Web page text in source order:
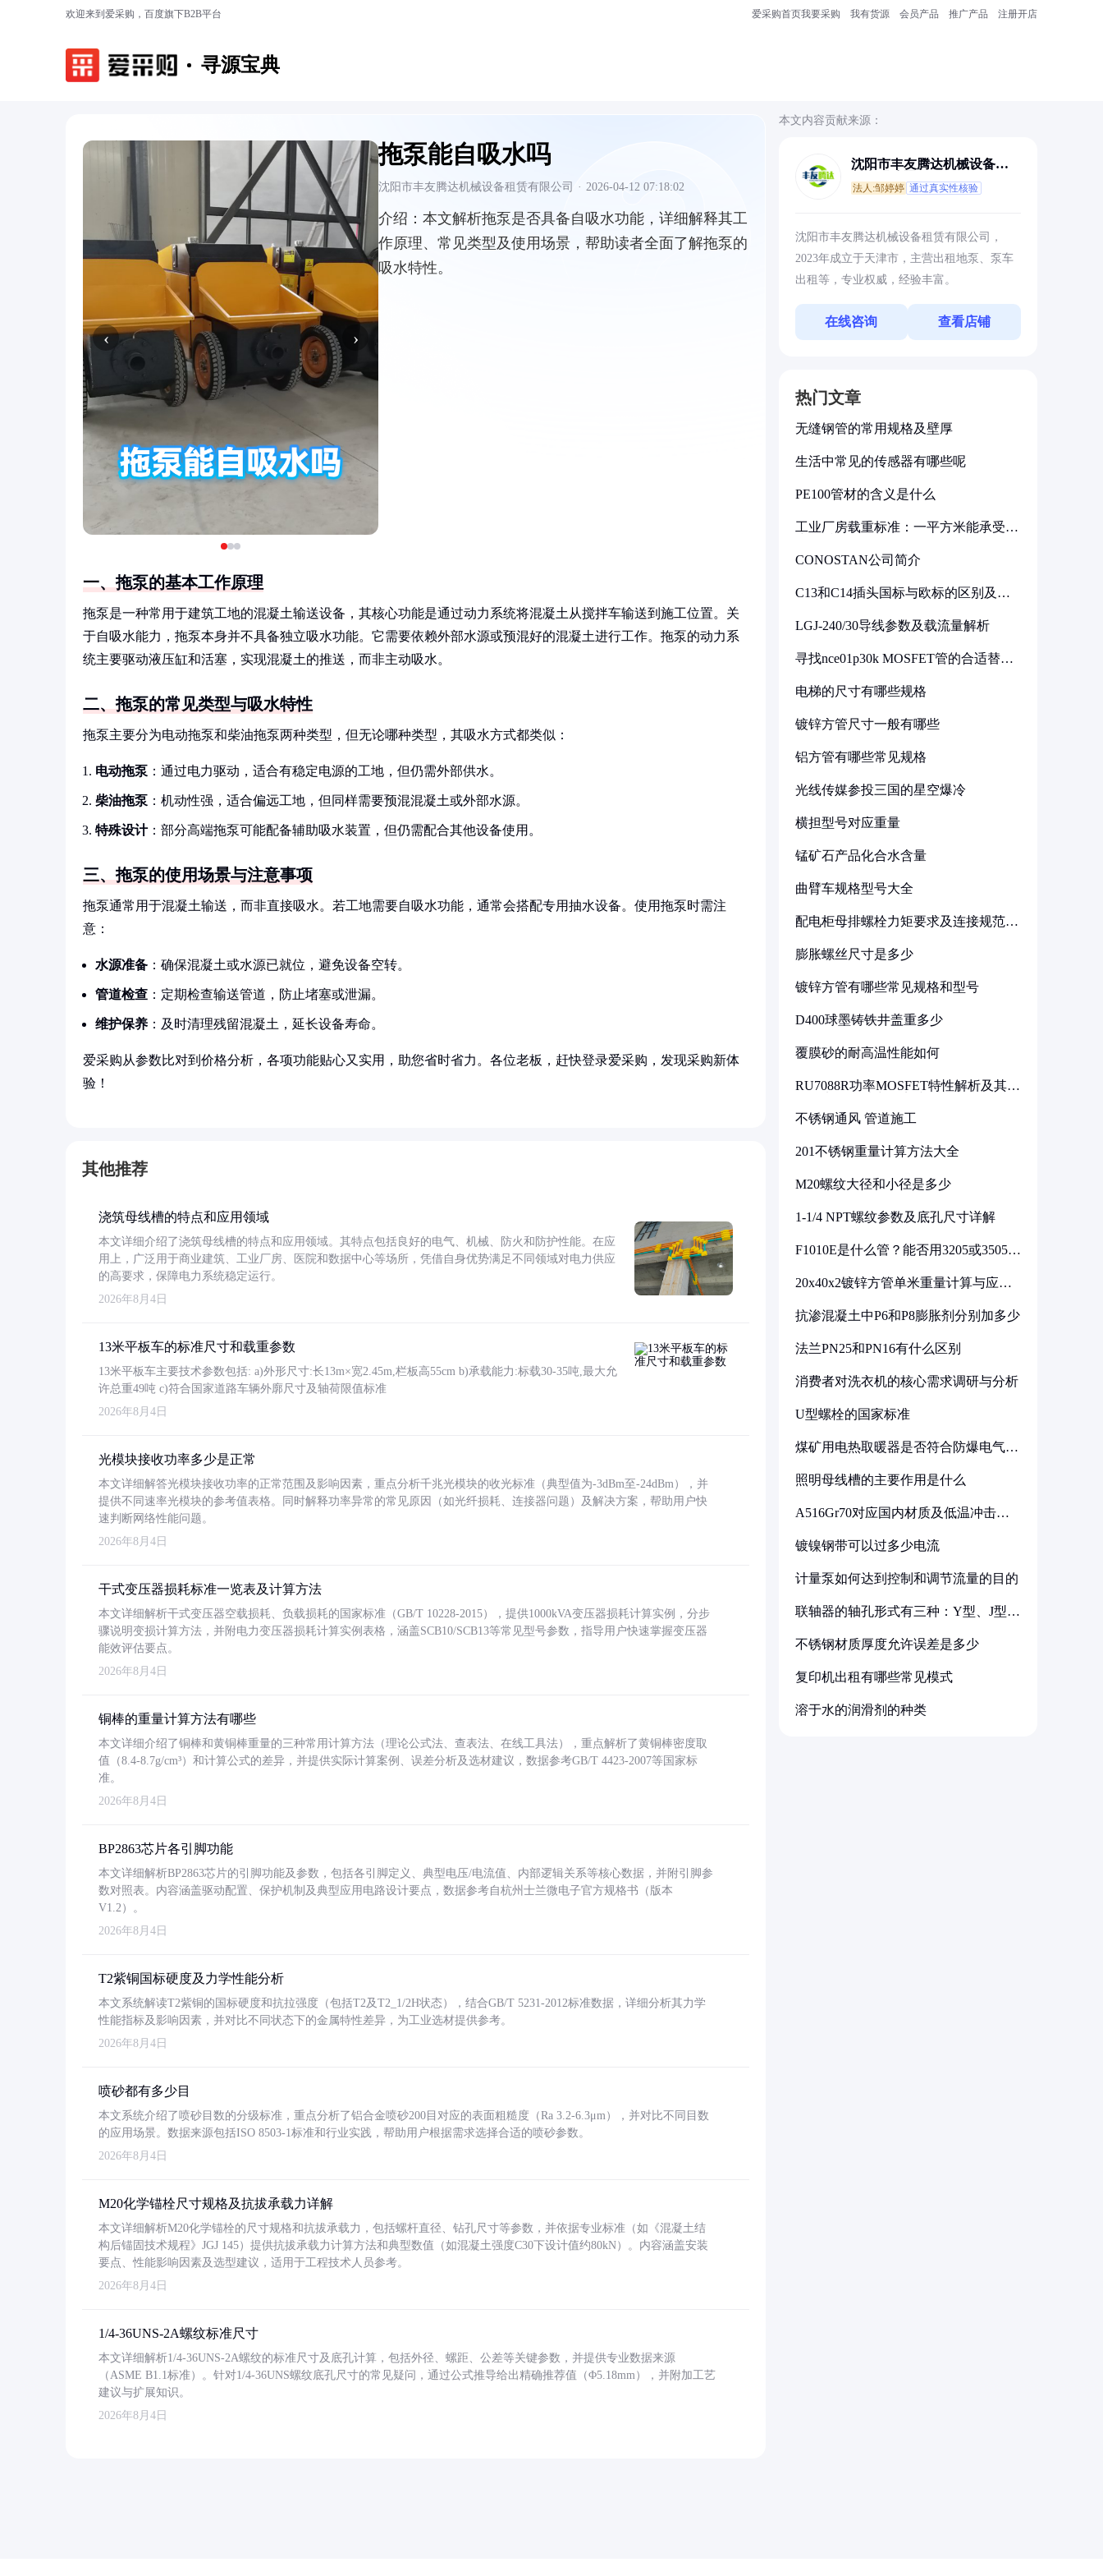
欢迎来到爱采购，百度旗下B2B平台 爱采购首页我要采购 我有货源 会员产品 推广产品 注册开店
寻源宝典
‹ ›
拖泵能自吸水吗
沈阳市丰友腾达机械设备租赁有限公司 · 2026-04-12 07:18:02
介绍： 本文解析拖泵是否具备自吸水功能，详细解释其工
作原理、常见类型及使用场景，帮助读者全面了解拖泵的
吸水特性。
一、拖泵的基本工作原理
拖泵是一种常用于建筑工地的混凝土输送设备，其核心功能是通过动力系统将混凝土从搅拌车输送到施工位置。关
于自吸水能力，拖泵本身并不具备独立吸水功能。它需要依赖外部水源或预混好的混凝土进行工作。拖泵的动力系
统主要驱动液压缸和活塞，实现混凝土的推送，而非主动吸水。
二、拖泵的常见类型与吸水特性
拖泵主要分为电动拖泵和柴油拖泵两种类型，但无论哪种类型，其吸水方式都类似：
电动拖泵 ：通过电力驱动，适合有稳定电源的工地，但仍需外部供水。
柴油拖泵 ：机动性强，适合偏远工地，但同样需要预混混凝土或外部水源。
特殊设计：部分高端拖泵可能配备辅助吸水装置，但仍需配合其他设备使用。
三、拖泵的使用场景与注意事项
拖泵通常用于混凝土输送，而非直接吸水。若工地需要自吸水功能，通常会搭配专用抽水设备。使用拖泵时需注
意：
水源准备 ：确保混凝土或水源已就位，避免设备空转。
管道检查 ：定期检查输送管道，防止堵塞或泄漏。
维护保养 ：及时清理残留混凝土，延长设备寿命。
爱采购从参数比对到价格分析，各项功能贴心又实用，助您省时省力。各位老板，赶快登录爱采购，发现采购新体
验！
其他推荐
浇筑母线槽的特点和应用领域
本文详细介绍了浇筑母线槽的特点和应用领域。其特点包括良好的电气、机械、防火和防护性能。在应
用上，广泛用于商业建筑、工业厂房、医院和数据中心等场所，凭借自身优势满足不同领域对电力供应
的高要求，保障电力系统稳定运行。
2026年8月4日
13米平板车的标准尺寸和载重参数
13米平板车主要技术参数包括: a)外形尺寸:长13m×宽2.45m,栏板高55cm b)承载能力:标载30-35吨,最大允
许总重49吨 c)符合国家道路车辆外廓尺寸及轴荷限值标准
2026年8月4日
光模块接收功率多少是正常
本文详细解答光模块接收功率的正常范围及影响因素，重点分析千兆光模块的收光标准（典型值为-3dBm至-24dBm），并
提供不同速率光模块的参考值表格。同时解释功率异常的常见原因（如光纤损耗、连接器问题）及解决方案，帮助用户快
速判断网络性能问题。
2026年8月4日
干式变压器损耗标准一览表及计算方法
本文详细解析干式变压器空载损耗、负载损耗的国家标准（GB/T 10228-2015），提供1000kVA变压器损耗计算实例，分步
骤说明变损计算方法，并附电力变压器损耗计算实例表格，涵盖SCB10/SCB13等常见型号参数，指导用户快速掌握变压器
能效评估要点。
2026年8月4日
铜棒的重量计算方法有哪些
本文详细介绍了铜棒和黄铜棒重量的三种常用计算方法（理论公式法、查表法、在线工具法），重点解析了黄铜棒密度取
值（8.4-8.7g/cm³）和计算公式的差异，并提供实际计算案例、误差分析及选材建议，数据参考GB/T 4423-2007等国家标
准。
2026年8月4日
BP2863芯片各引脚功能
本文详细解析BP2863芯片的引脚功能及参数，包括各引脚定义、典型电压/电流值、内部逻辑关系等核心数据，并附引脚参
数对照表。内容涵盖驱动配置、保护机制及典型应用电路设计要点，数据参考自杭州士兰微电子官方规格书（版本
V1.2）。
2026年8月4日
T2紫铜国标硬度及力学性能分析
本文系统解读T2紫铜的国标硬度和抗拉强度（包括T2及T2_1/2H状态），结合GB/T 5231-2012标准数据，详细分析其力学
性能指标及影响因素，并对比不同状态下的金属特性差异，为工业选材提供参考。
2026年8月4日
喷砂都有多少目
本文系统介绍了喷砂目数的分级标准，重点分析了铝合金喷砂200目对应的表面粗糙度（Ra 3.2-6.3μm），并对比不同目数
的应用场景。数据来源包括ISO 8503-1标准和行业实践，帮助用户根据需求选择合适的喷砂参数。
2026年8月4日
M20化学锚栓尺寸规格及抗拔承载力详解
本文详细解析M20化学锚栓的尺寸规格和抗拔承载力，包括螺杆直径、钻孔尺寸等参数，并依据专业标准（如《混凝土结
构后锚固技术规程》JGJ 145）提供抗拔承载力计算方法和典型数值（如混凝土强度C30下设计值约80kN）。内容涵盖安装
要点、性能影响因素及选型建议，适用于工程技术人员参考。
2026年8月4日
1/4-36UNS-2A螺纹标准尺寸
本文详细解析1/4-36UNS-2A螺纹的标准尺寸及底孔计算，包括外径、螺距、公差等关键参数，并提供专业数据来源
（ASME B1.1标准）。针对1/4-36UNS螺纹底孔尺寸的常见疑问，通过公式推导给出精确推荐值（Φ5.18mm），并附加工艺
建议与扩展知识。
2026年8月4日
本文内容贡献来源：
沈阳市丰友腾达机械设备租
法人:邹婷婷 通过真实性核验
沈阳市丰友腾达机械设备租赁有限公司，
2023年成立于天津市，主营出租地泵、泵车
出租等，专业权威，经验丰富。
在线咨询 查看店铺
热门文章
无缝钢管的常用规格及壁厚
生活中常见的传感器有哪些呢
PE100管材的含义是什么
工业厂房载重标准：一平方米能承受多
CONOSTAN公司简介
C13和C14插头国标与欧标的区别及其
LGJ-240/30导线参数及载流量解析
寻找nce01p30k MOSFET管的合适替代
电梯的尺寸有哪些规格
镀锌方管尺寸一般有哪些
铝方管有哪些常见规格
光线传媒参投三国的星空爆冷
横担型号对应重量
锰矿石产品化合水含量
曲臂车规格型号大全
配电柜母排螺栓力矩要求及连接规范详
膨胀螺丝尺寸是多少
镀锌方管有哪些常见规格和型号
D400球墨铸铁井盖重多少
覆膜砂的耐高温性能如何
RU7088R功率MOSFET特性解析及其在
不锈钢通风 管道施工
201不锈钢重量计算方法大全
M20螺纹大径和小径是多少
1-1/4 NPT螺纹参数及底孔尺寸详解
F1010E是什么管？能否用3205或3505代
20x40x2镀锌方管单米重量计算与应用
抗渗混凝土中P6和P8膨胀剂分别加多少
法兰PN25和PN16有什么区别
消费者对洗衣机的核心需求调研与分析
U型螺栓的国家标准
煤矿用电热取暖器是否符合防爆电气设
照明母线槽的主要作用是什么
A516Gr70对应国内材质及低温冲击要
镀镍钢带可以过多少电流
计量泵如何达到控制和调节流量的目的
联轴器的轴孔形式有三种：Y型、J型、
不锈钢材质厚度允许误差是多少
复印机出租有哪些常见模式
溶于水的润滑剂的种类